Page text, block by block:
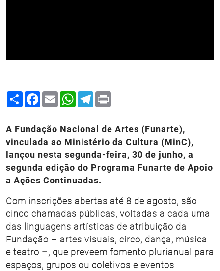
Share Facebook
Email WhatsApp
Telegram
A Fundação Nacional de Artes (Funarte),
vinculada ao Ministério da Cultura (MinC),
lançou nesta segunda-feira, 30 de junho, a
segunda edição do Programa Funarte de Apoio
a Ações Continuadas.
Com inscrições abertas até 8 de agosto, são
cinco chamadas públicas, voltadas a cada uma
das linguagens artísticas de atribuição da
Fundação – artes visuais, circo, dança, música
e teatro –, que preveem fomento plurianual para
espaços, grupos ou coletivos e eventos